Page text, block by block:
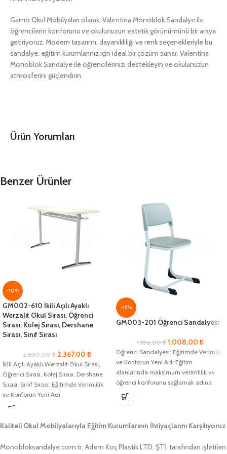
Gamo Okul Mobilyaları olarak, Valentina Monoblok Sandalye ile
öğrencilerin konforunu ve okulunuzun estetik görünümünü bir araya
getiriyoruz. Modern tasarımı, dayanıklılığı ve renk seçenekleriyle bu
sandalye, eğitim kurumlarınız için ideal bir çözüm sunar. Valentina
Monoblok Sandalye ile öğrencilerinizi destekleyin ve okulunuzun
atmosferini güçlendirin.
Ürün Yorumları
Benzer Ürünler
-10%
GM002-610 İkili Açılı Ayaklı
Werzalit Okul Sırası, Öğrenci
Sırası, Kolej Sırası, Dershane
Sırası, Sınıf Sırası
2.630,00₺ 2.367,00 ₺
İkili Açılı Ayaklı Werzalit Okul Sırası,
Öğrenci Sırası, Kolej Sırası, Dershane
Sırası, Sınıf Sırası: Eğitimde Verimlilik
ve Konforun Yeni Adı
-15%
GM003-201 Öğrenci Sandalyesi
1.186,00₺ 1.008,00 ₺
Öğrenci Sandalyesi: Eğitimde Verimlilik
ve Konforun Yeni Adı Eğitim
alanlarında maksimum verimlilik ve
öğrenci konforunu sağlamak adına
geliştirilmiş olan Öğrenci
Kaliteli Okul Mobilyalarıyla Eğitim Kurumlarının İhtiyaçlarını Karşılıyoruz
Monobloksandalye.com.tr, Adem Koç Plastik LTD. ŞTİ. tarafından işletilen